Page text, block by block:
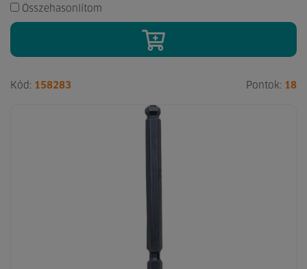
Összehasonlítom
Kód: 158283 Pontok: 18